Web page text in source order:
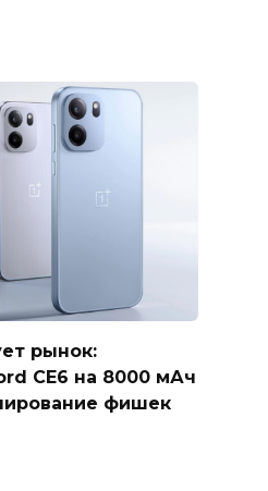
рынок:
CE6 на 8000 мАч
фишек